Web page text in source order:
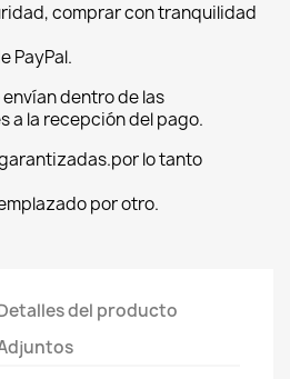
comprar con tranquilidad
PayPal.
envían dentro de las
a la recepción del pago.
lo tanto
por otro.
del producto